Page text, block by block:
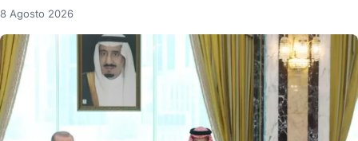
8 Agosto 2026